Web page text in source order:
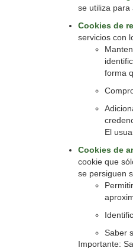
se utiliza para
Cookies de
servicios con
forma
El
Cookies de
cookie que
se persiguen
Saber
Importante: